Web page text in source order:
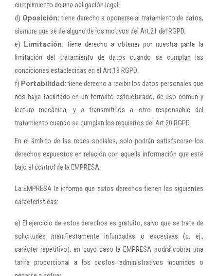
cumplimiento de una obligación legal.
d) Oposición: tiene derecho a oponerse al tratamiento de datos,
siempre que se dé alguno de los motivos del Art.21 del RGPD.
e) Limitación: tiene derecho a obtener por nuestra parte la
limitación del tratamiento de datos cuando se cumplan las
condiciones establecidas en el Art.18 RGPD.
f) Portabilidad: tiene derecho a recibir los datos personales que
nos haya facilitado en un formato estructurado, de uso común y
lectura mecánica, y a transmitirlos a otro responsable del
tratamiento cuando se cumplan los requisitos del Art.20 RGPD.
En el ámbito de las redes sociales, solo podrán satisfacerse los
derechos expuestos en relación con aquella información que esté
bajo el control de la EMPRESA.
La EMPRESA le informa que estos derechos tienen las siguientes
características:
a) El ejercicio de estos derechos es gratuito, salvo que se trate de
solicitudes manifiestamente infundadas o excesivas (p. ej.,
carácter repetitivo), en cuyo caso la EMPRESA podrá cobrar una
tarifa proporcional a los costos administrativos incurridos o